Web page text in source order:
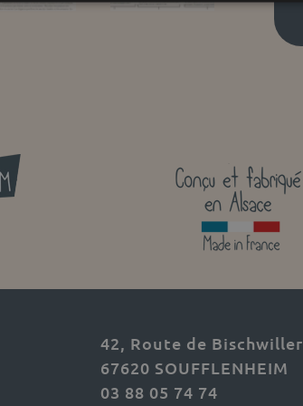
42, Route de Bischwiller
67620 SOUFFLENHEIM
03 88 05 74 74